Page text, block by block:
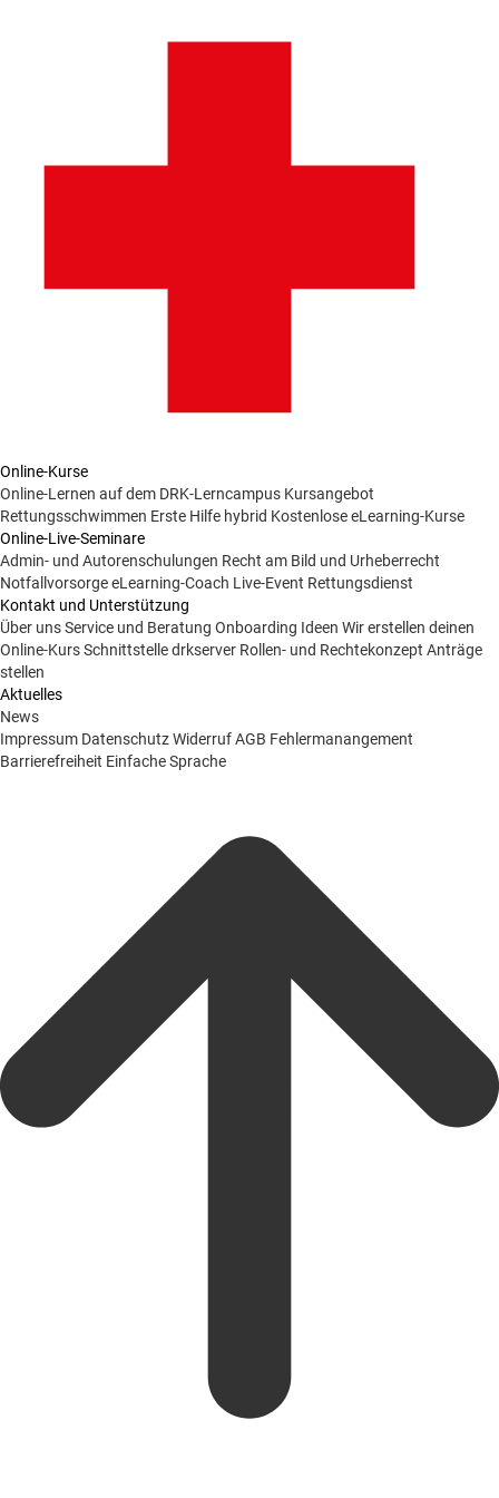
Online-Kurse
Online-Lernen auf dem DRK-Lerncampus Kursangebot
Rettungsschwimmen Erste Hilfe hybrid Kostenlose eLearning-Kurse
Online-Live-Seminare
Admin- und Autorenschulungen Recht am Bild und Urheberrecht
NotfallvorsorgeeLearning-Coach Live-Event Rettungsdienst
Kontakt und Unterstützung
Über unsService und Beratung Onboarding Ideen Wir erstellen deinen
Online-KursSchnittstelle drkserver Rollen- und Rechtekonzept Anträge
stellen
Aktuelles
News
Impressum DatenschutzWiderrufAGB Fehlermanangement
Barrierefreiheit Einfache Sprache